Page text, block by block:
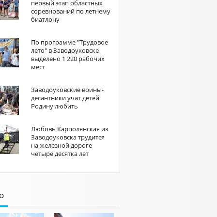
первый этап областных
соревнований по летнему
биатлону
По программе "Трудовое
лето" в Заводоуковске
выделено 1 220 рабочих
мест
Заводоуковские воины-
десантники учат детей
Родину любить
Любовь Карполянская из
Заводоуковска трудится
на железной дороге
четыре десятка лет